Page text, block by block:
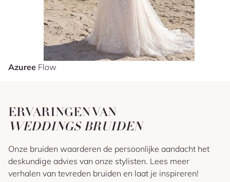
Azuree Flow
ERVARINGEN VAN
WEDDINGS BRUIDEN
Onze bruiden waarderen de persoonlijke aandacht het
deskundige advies van onze stylisten. Lees meer
verhalen van tevreden bruiden en laat je inspireren!